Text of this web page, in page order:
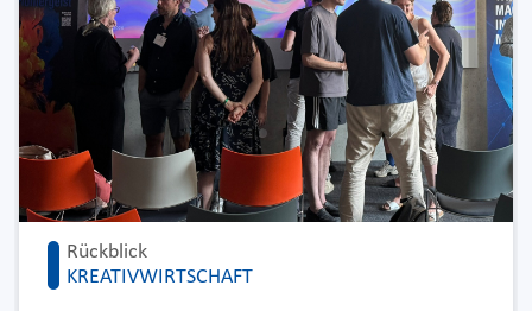
Rückblick
KREATIVWIRTSCHAFT